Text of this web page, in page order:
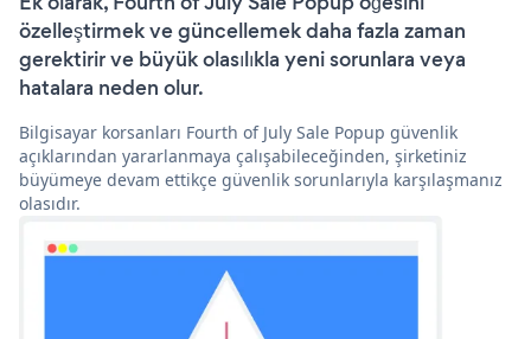
özelleştirmek ve güncellemek daha fazla zaman
gerektirir ve büyük olasılıkla yeni sorunlara veya
hatalara neden olur.
Bilgisayar korsanları Fourth of July Sale Popup güvenlik
açıklarından yararlanmaya çalışabileceğinden, şirketiniz
büyümeye devam ettikçe güvenlik sorunlarıyla karşılaşmanız
olasıdır.